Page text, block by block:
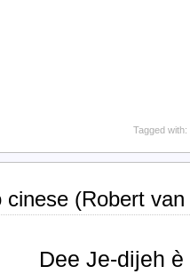
Tagged with:
cinese (Robert
Dee Je-dijeh